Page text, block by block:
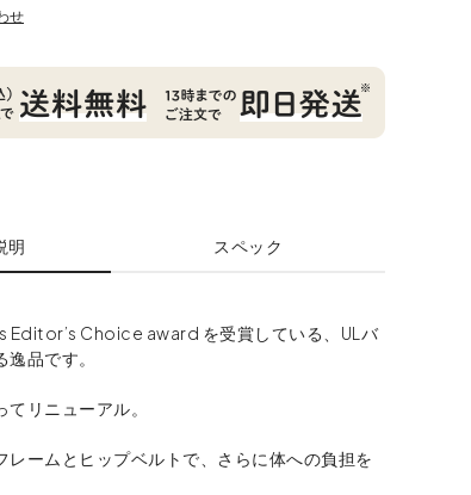
せ
明 スペック
Choice award を受賞している、ULバ
品です。
リニューアル。
レームとヒップベルトで、さらに体への負担を